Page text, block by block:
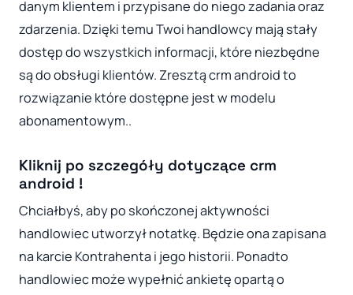
danym klientem i przypisane do niego zadania oraz
zdarzenia. Dzięki temu Twoi handlowcy mają stały
dostęp do wszystkich informacji, które niezbędne
są do obsługi klientów. Zresztą crm android to
rozwiązanie które dostępne jest w modelu
abonamentowym..
Kliknij po szczegóły dotyczące crm
android !
Chciałbyś, aby po skończonej aktywności
handlowiec utworzył notatkę. Będzie ona zapisana
na karcie Kontrahenta i jego historii. Ponadto
handlowiec może wypełnić ankietę opartą o